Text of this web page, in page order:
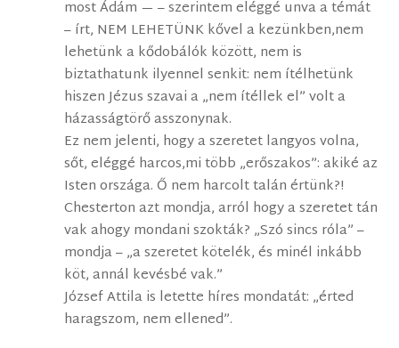
most Ádám — – szerintem eléggé unva a témát
– írt, NEM LEHETÜNK kővel a kezünkben,nem
lehetünk a kődobálók között, nem is
biztathatunk ilyennel senkit: nem ítélhetünk
hiszen Jézus szavai a „nem ítéllek el” volt a
házasságtörő asszonynak.
Ez nem jelenti, hogy a szeretet langyos volna,
sőt, eléggé harcos,mi több „erőszakos”: akiké az
Isten országa. Ő nem harcolt talán értünk?!
Chesterton azt mondja, arról hogy a szeretet tán
vak ahogy mondani szokták? „Szó sincs róla” –
mondja – „a szeretet kötelék, és minél inkább
köt, annál kevésbé vak.”
József Attila is letette híres mondatát: „érted
haragszom, nem ellened”.